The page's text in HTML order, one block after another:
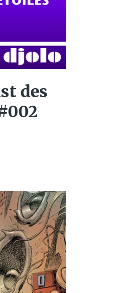
des